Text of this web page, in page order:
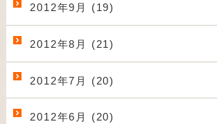
2012年9月 (19)
2012年8月 (21)
2012年7月 (20)
2012年6月 (20)